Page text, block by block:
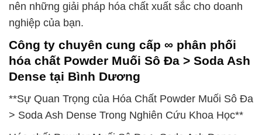
nên những giải pháp hóa chất xuất sắc cho doanh
nghiệp của bạn.
Công ty chuyên cung cấp ∞ phân phối
hóa chất Powder Muối Sô Đa > Soda Ash
Dense tại Bình Dương
**Sự Quan Trọng của Hóa Chất Powder Muối Sô Đa
> Soda Ash Dense Trong Nghiên Cứu Khoa Học**